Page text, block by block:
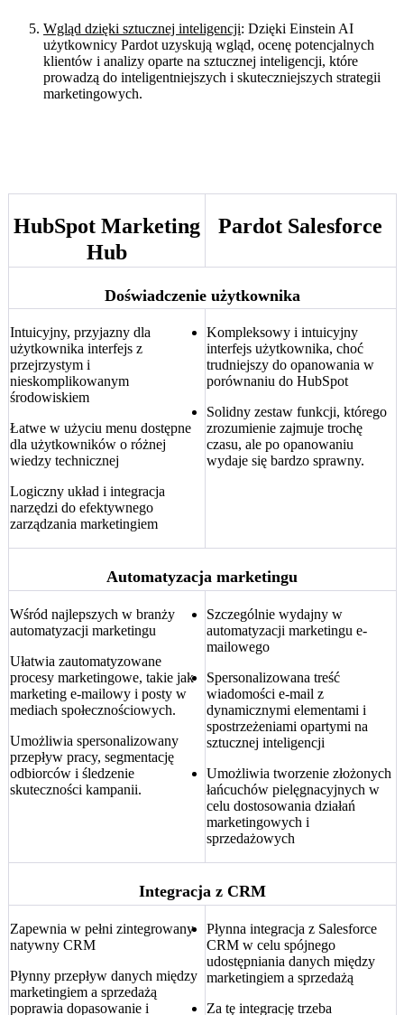
Wgląd dzięki sztucznej inteligencji: Dzięki Einstein AI
użytkownicy Pardot uzyskują wgląd, ocenę potencjalnych
klientów i analizy oparte na sztucznej inteligencji, które
prowadzą do inteligentniejszych i skuteczniejszych strategii
marketingowych.
HubSpot Marketing
Hub
Pardot Salesforce
Doświadczenie użytkownika
Intuicyjny, przyjazny dla
użytkownika interfejs z
przejrzystym i
nieskomplikowanym
środowiskiem
Łatwe w użyciu menu dostępne
dla użytkowników o różnej
wiedzy technicznej
Logiczny układ i integracja
narzędzi do efektywnego
zarządzania marketingiem
Kompleksowy i intuicyjny
interfejs użytkownika, choć
trudniejszy do opanowania w
porównaniu do HubSpot
Solidny zestaw funkcji, którego
zrozumienie zajmuje trochę
czasu, ale po opanowaniu
wydaje się bardzo sprawny.
Automatyzacja marketingu
Wśród najlepszych w branży
automatyzacji marketingu
Ułatwia zautomatyzowane
procesy marketingowe, takie jak
marketing e-mailowy i posty w
mediach społecznościowych.
Umożliwia spersonalizowany
przepływ pracy, segmentację
odbiorców i śledzenie
skuteczności kampanii.
Szczególnie wydajny w
automatyzacji marketingu e-
mailowego
Spersonalizowana treść
wiadomości e-mail z
dynamicznymi elementami i
spostrzeżeniami opartymi na
sztucznej inteligencji
Umożliwia tworzenie złożonych
łańcuchów pielęgnacyjnych w
celu dostosowania działań
marketingowych i
sprzedażowych
Integracja z CRM
Zapewnia w pełni zintegrowany
natywny CRM
Płynny przepływ danych między
marketingiem a sprzedażą
poprawia dopasowanie i
Płynna integracja z Salesforce
CRM w celu spójnego
udostępniania danych między
marketingiem a sprzedażą
Za tę integrację trzeba